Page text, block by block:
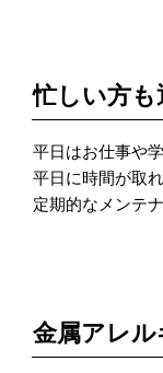
忙しい方も
平日はお仕事や
平日に時間が取
定期的なメンテ
金属アレ